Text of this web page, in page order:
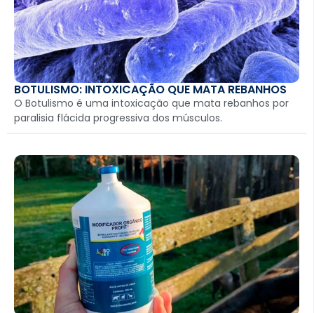
BOTULISMO: INTOXICAÇÃO QUE MATA REBANHOS
O Botulismo é uma intoxicação que mata rebanhos por
paralisia flácida progressiva dos músculos.